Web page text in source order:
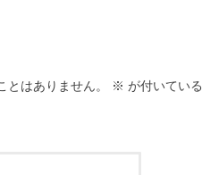
とはありません。 ※ が付いている